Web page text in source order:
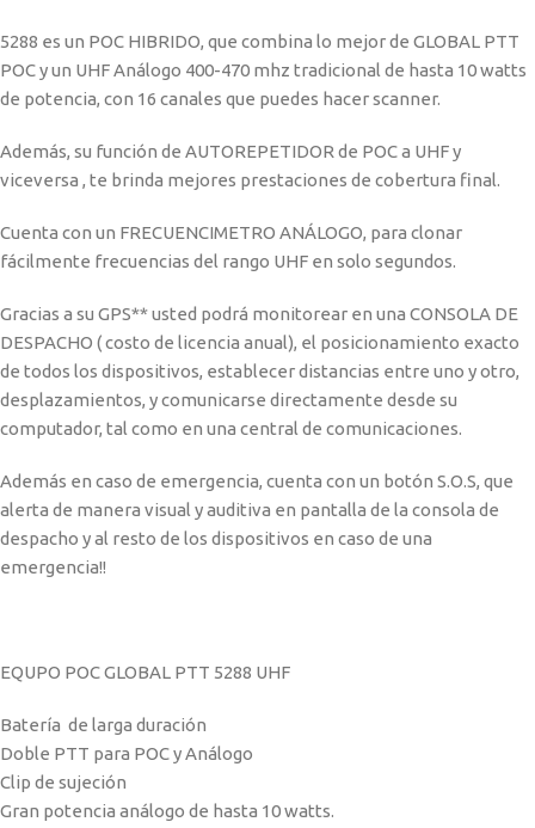
5288 es un POC HIBRIDO, que combina lo mejor de GLOBAL PTT
POC y un UHF Análogo 400-470 mhz tradicional de hasta 10 watts
de potencia, con 16 canales que puedes hacer scanner.
Además, su función de AUTOREPETIDOR de POC a UHF y
viceversa , te brinda mejores prestaciones de cobertura final.
Cuenta con un FRECUENCIMETRO ANÁLOGO, para clonar
fácilmente frecuencias del rango UHF en solo segundos.
Gracias a su GPS** usted podrá monitorear en una CONSOLA DE
DESPACHO ( costo de licencia anual), el posicionamiento exacto
de todos los dispositivos, establecer distancias entre uno y otro,
desplazamientos, y comunicarse directamente desde su
computador, tal como en una central de comunicaciones.
Además en caso de emergencia, cuenta con un botón S.O.S, que
alerta de manera visual y auditiva en pantalla de la consola de
despacho y al resto de los dispositivos en caso de una
emergencia!!
EQUPO POC GLOBAL PTT 5288 UHF
Batería de larga duración
Doble PTT para POC y Análogo
Clip de sujeción
Gran potencia análogo de hasta 10 watts.